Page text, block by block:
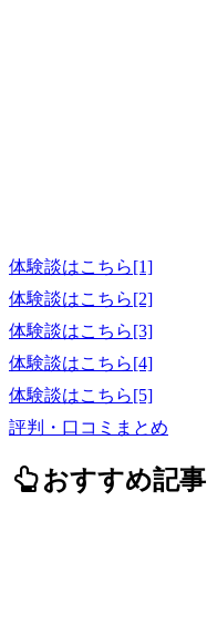
体験談はこちら[1]
体験談はこちら[2]
体験談はこちら[3]
体験談はこちら[4]
体験談はこちら[5]
評判・口コミまとめ
おすすめ記事